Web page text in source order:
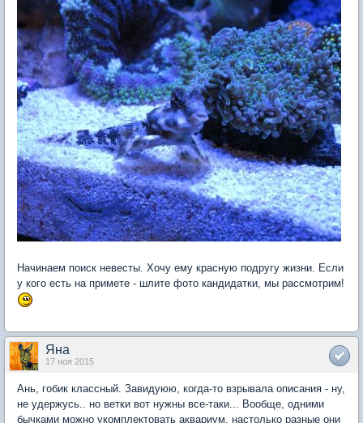
Начинаем поиск невесты. Хочу ему красную подругу жизни. Если
у кого есть на примете - шлите фото кандидатки, мы рассмотрим!
Яна
17 ноя 2015
Ань, гобик классный. Завидуюю, когда-то взрывала описания - ну,
не удержусь.. но ветки вот нужны все-таки... Вообще, одними
бычками можно укомплектовать аквариум, настолько разные они